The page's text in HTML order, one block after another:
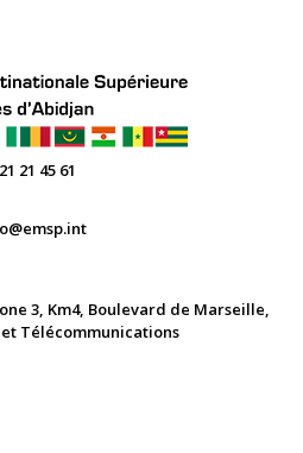
21 45 61
3, Km4, Boulevard de Marseille,
et Télécommunications